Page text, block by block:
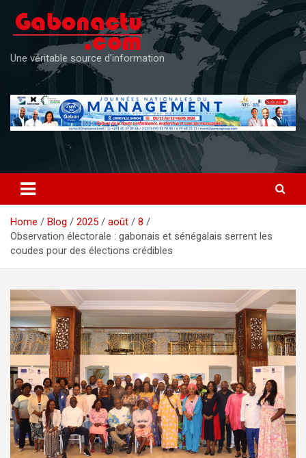
content
Une véritable source d'information
Home Blog 2025 août
8
Observation électorale : gabonais et sénégalais serrent les
coudes pour des élections crédibles